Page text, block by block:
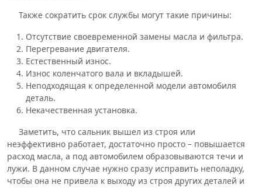
Также сократить срок службы могут такие причины:
Отсутствие своевременной замены масла и фильтра.
Перегревание двигателя.
Естественный износ.
Износ коленчатого вала и вкладышей.
Неподходящая к определенной модели автомобиля
деталь.
Некачественная установка.
Заметить, что сальник вышел из строя или
неэффективно работает, достаточно просто – повышается
расход масла, а под автомобилем образовываются течи и
лужи. В данном случае нужно сразу исправить неполадку,
чтобы она не привела к выходу из строя других деталей и